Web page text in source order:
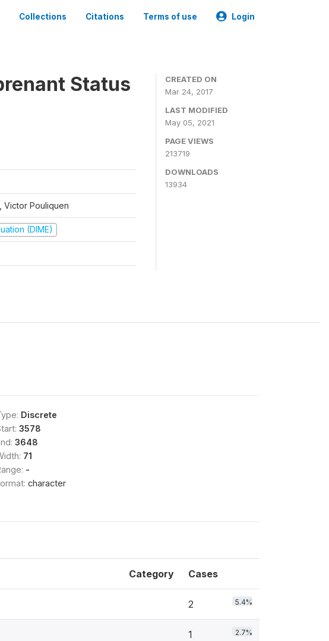
Collections Citations Terms of use Login
Status
Victor Pouliquen
(DIME)
CREATED ON
Mar 24, 2017
LAST MODIFIED
May 05, 2021
PAGE VIEWS
213719
DOWNLOADS
13934
Discrete
3578
3648
71
-
character
Category Cases
2 5.4%
1 2.7%